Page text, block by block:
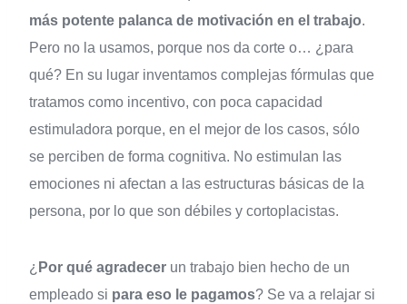
más potente palanca de motivación en el trabajo.
Pero no la usamos, porque nos da corte o… ¿para
qué? En su lugar inventamos complejas fórmulas que
tratamos como incentivo, con poca capacidad
estimuladora porque, en el mejor de los casos, sólo
se perciben de forma cognitiva. No estimulan las
emociones ni afectan a las estructuras básicas de la
persona, por lo que son débiles y cortoplacistas.
¿ Por qué agradecer un trabajo bien hecho de un
empleado si para eso le pagamos? Se va a relajar si